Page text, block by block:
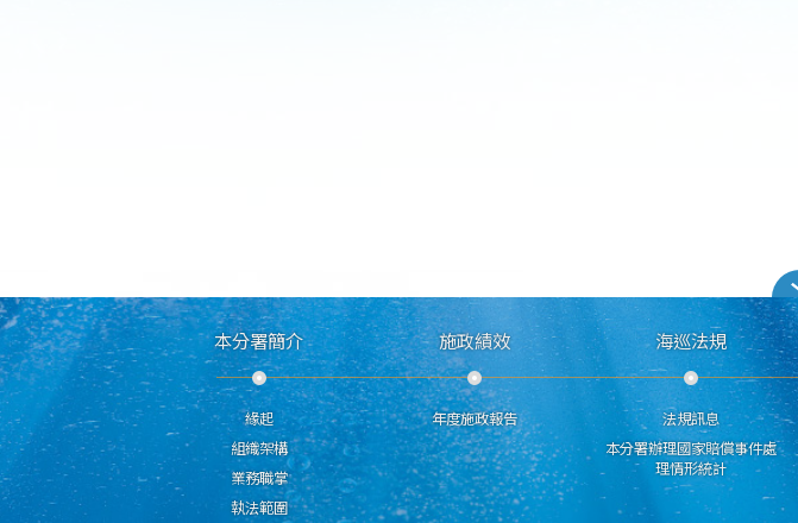
本分署簡介
緣起
組織架構
業務職掌
執法範圍
施政績效
年度施政報告
海巡法規
法規訊息
本分署辦理國家賠償事件處
理情形統計